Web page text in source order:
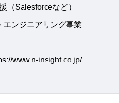
（Salesforceなど）
エンジニアリング事業
www.n-insight.co.jp/